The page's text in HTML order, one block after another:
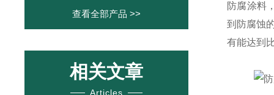
查看全部产品 >>
相关文章
Articles
防腐涂料
到防腐蚀
有能达到